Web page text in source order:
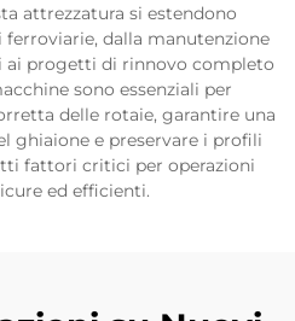
attrezzatura si estendono
dalla manutenzione
ai progetti di rinnovo completo
sono essenziali per
delle rotaie, garantire una
ghiaione e preservare i profili
fattori critici per operazioni
ed efficienti.